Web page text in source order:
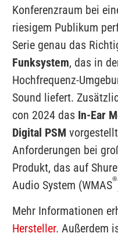
Konferenzraum bei
riesigem Publikum
Serie genau das
Funksystem, das in
Hochfrequenz-
Sound liefert.
con 2024 das In-Ear
Digital PSM
Anforderungen bei
Produkt, das auf
Audio System (WMAS®
Mehr Informationen
Hersteller. Außerdem